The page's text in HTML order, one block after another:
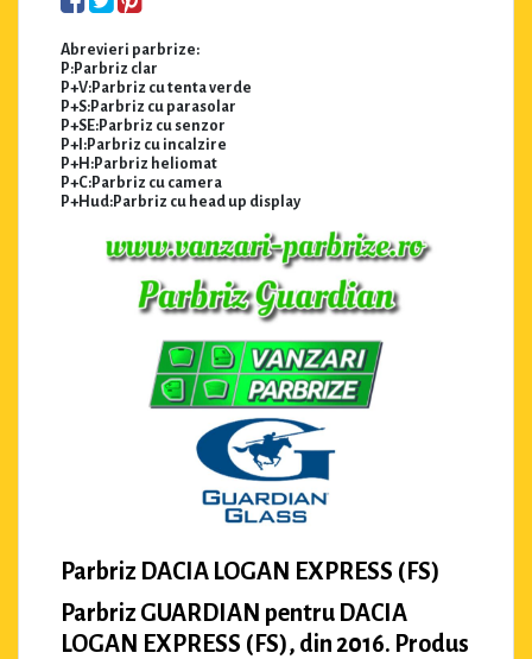
Abrevieri parbrize:
P:Parbriz clar
P+V:Parbriz cu tenta verde
P+S:Parbriz cu parasolar
P+SE:Parbriz cu senzor
P+I:Parbriz cu incalzire
P+H:Parbriz heliomat
P+C:Parbriz cu camera
P+Hud:Parbriz cu head up display
Parbriz DACIA LOGAN EXPRESS (FS)
Parbriz GUARDIAN pentru DACIA
LOGAN EXPRESS (FS), din 2016. Produs